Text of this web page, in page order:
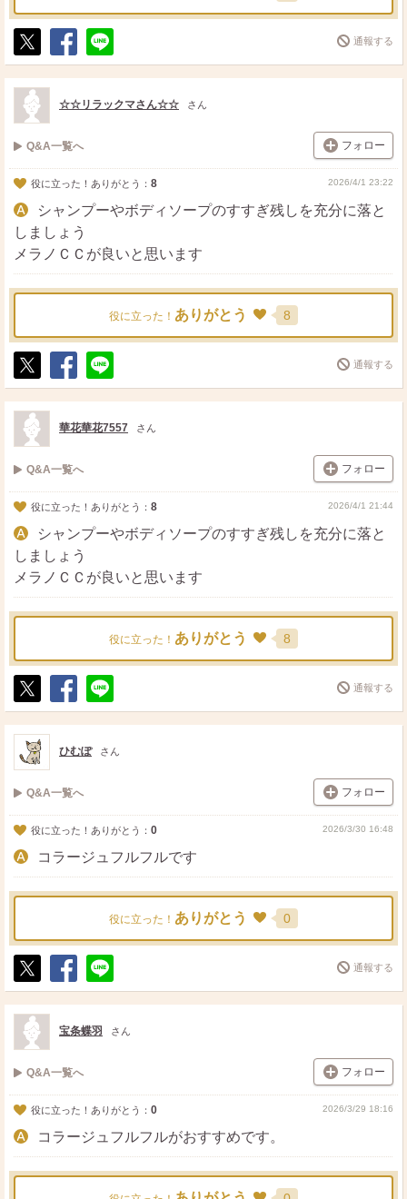
ポ
ス
ト
シ
ェ
送
る
通報する
☆☆リラックマさん☆☆ さん
Q&A一覧へ フォロー
役に立った！ありがとう： 8 2026/4/1 23:22
シャンプーやボディソープのすすぎ残しを充分に落と
しましょう
メラノＣＣが良いと思います
役に立った！ ありがとう 8
ポ
ス
ト
シ
ェ
送
る
通報する
華花華花7557 さん
Q&A一覧へ フォロー
役に立った！ありがとう： 8 2026/4/1 21:44
シャンプーやボディソープのすすぎ残しを充分に落と
しましょう
メラノＣＣが良いと思います
役に立った！ ありがとう 8
ポ
ス
ト
シ
ェ
送
る
通報する
ひむぽ さん
Q&A一覧へ フォロー
役に立った！ありがとう： 0 2026/3/30 16:48
コラージュフルフルです
役に立った！ ありがとう 0
ポ
ス
ト
シ
ェ
送
る
通報する
宝条蝶羽 さん
Q&A一覧へ フォロー
役に立った！ありがとう： 0 2026/3/29 18:16
コラージュフルフルがおすすめです。